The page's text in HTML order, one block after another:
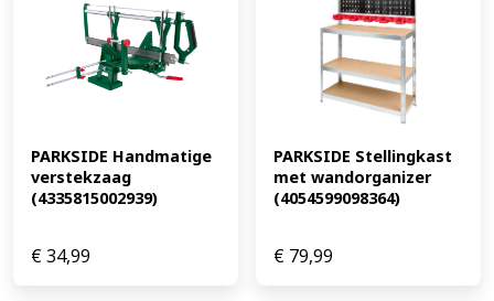
PARKSIDE Handmatige
verstekzaag
(4335815002939)
€34,99
PARKSIDE Stellingkast
met wandorganizer
(4054599098364)
€ 79,99